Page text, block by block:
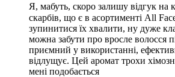
Я, мабуть, скоро залишу відгук
скарбів, що є в асортименті All
зупинитися їх хвалити, ну дуже
можна забути про вросле волосся
приємний у використанні,
відлущує. Цей аромат трохи
мені подобається